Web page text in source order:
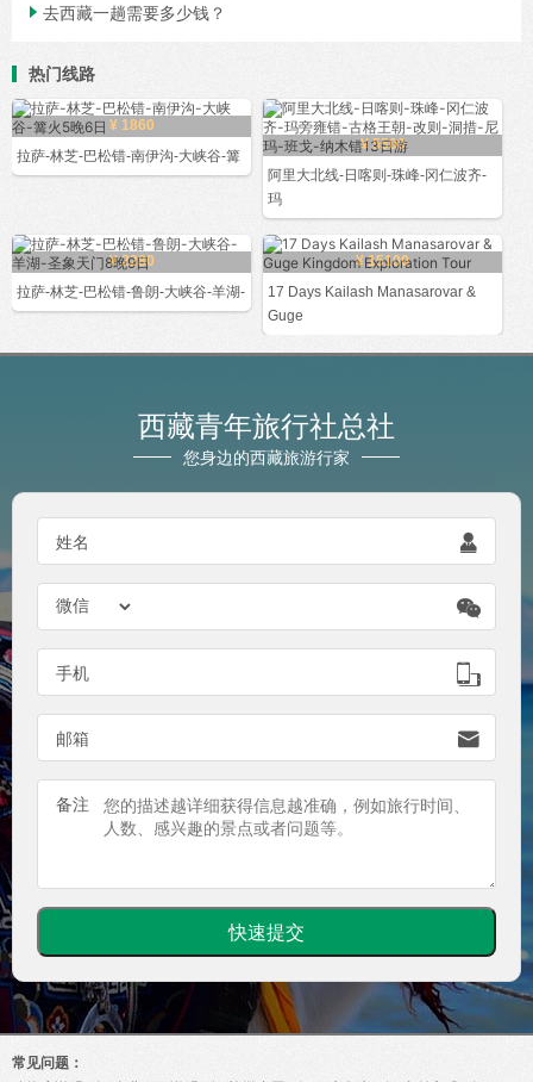
 去西藏一趟需要多少钱？
热门线路
¥ 1860
拉萨-林芝-巴松错-南伊沟-大峡谷-篝
¥ 5500
阿里大北线-日喀则-珠峰-冈仁波齐-
玛
¥ 2280
拉萨-林芝-巴松错-鲁朗-大峡谷-羊湖-
¥ 15100
17 Days Kailash Manasarovar &
Guge
西藏青年旅行社总社
您身边的西藏旅游行家
姓名 

手机 
邮箱 
备注
常见问题：